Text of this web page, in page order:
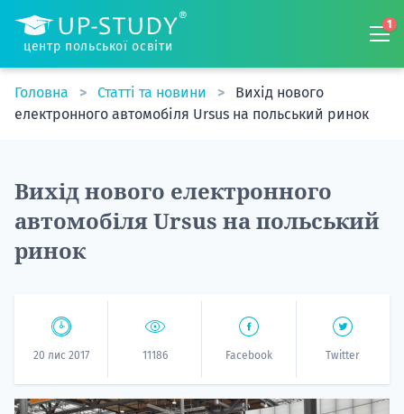
центр польської освіти
1
Головна Статті та новини
Вихід нового
електронного автомобіля Ursus на польський ринок
Вихід нового електронного
автомобіля Ursus на польський
ринок
20 лис 2017 11186 Facebook Twitter